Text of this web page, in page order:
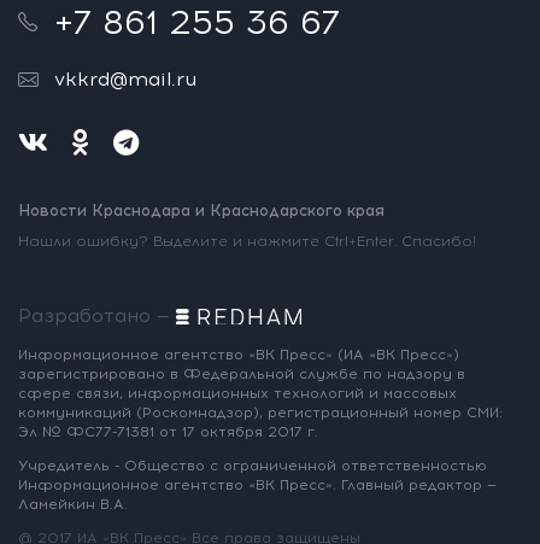
+7 861 255 36 67
vkkrd@mail.ru
Новости Краснодара и Краснодарского края
Нашли ошибку? Выделите и нажмите Ctrl+Enter. Спасибо!
Разработано —
Информационное агентство «ВК Пресс» (ИА «ВК Пресс»)
зарегистрировано в Федеральной службе по надзору в
сфере связи, информационных технологий и массовых
коммуникаций (Роскомнадзор), регистрационный номер СМИ:
Эл № ФС77-71381 от 17 октября 2017 г.
Учредитель - Общество с ограниченной ответственностью
Информационное агентство «ВК Пресс». Главный редактор —
Ламейкин В.А.
@ 2017 ИА «ВК Пресс» Все права защищены